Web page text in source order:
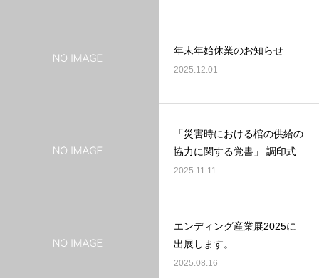
年末年始休業のお知らせ
2025.12.01
「災害時における棺の供給の
協力に関する覚書」 調印式
2025.11.11
エンディング産業展2025に
出展します。
2025.08.16